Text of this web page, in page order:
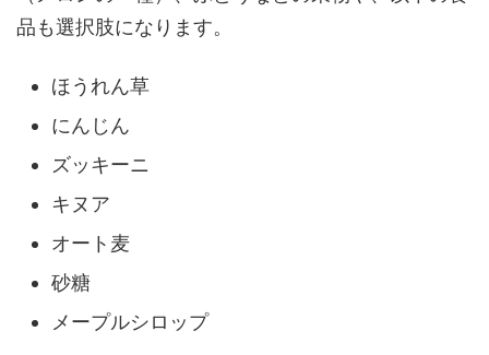
品も選択肢になります。
ほうれん草
にんじん
ズッキーニ
キヌア
オート麦
砂糖
メープルシロップ